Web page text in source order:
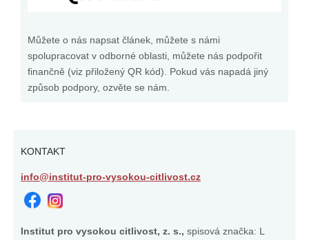
Můžete o nás napsat článek, můžete s námi
spolupracovat v odborné oblasti, můžete nás podpořit
finančně (viz přiložený QR kód). Pokud vás napadá jiný
způsob podpory, ozvěte se nám.
KONTAKT
info@institut-pro-vysokou-citlivost.cz
Institut pro vysokou citlivost, z. s., spisová značka: L